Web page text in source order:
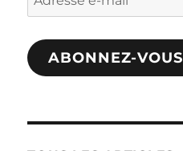
e-
mail
ABONNEZ-VOUS